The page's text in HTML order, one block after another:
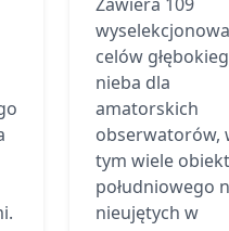
celów
nieba dla
amatorskich
obserwatorów,
tym wiele
południowego
nieujętych w